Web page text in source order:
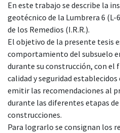
En este trabajo se describe la
geotécnico de la Lumbrera 6
de los Remedios (I.R.R.).
El objetivo de la presente tesis
comportamiento del subsuelo
durante su construcción, con el
calidad y seguridad
emitir las recomendaciones al
durante las diferentes etapas
construcciones.
Para lograrlo se consignan los